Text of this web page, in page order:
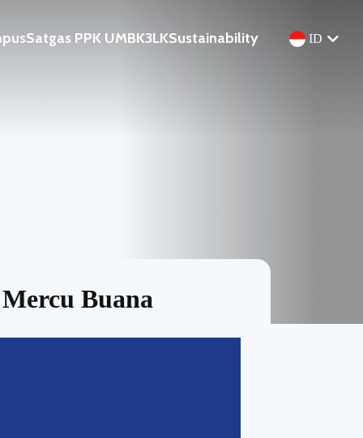
ID
Satgas PPK UMBK3LKSustainability
Buana